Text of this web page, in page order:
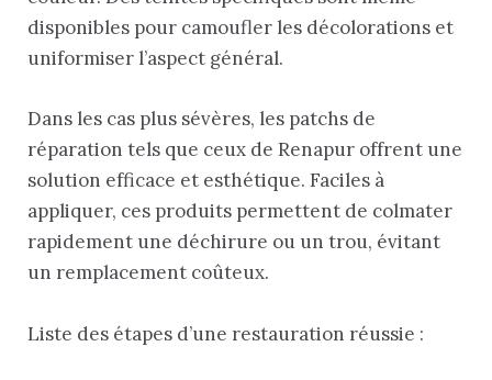
disponibles pour camoufler les décolorations et
uniformiser l’aspect général.
Dans les cas plus sévères, les patchs de
réparation tels que ceux de Renapur offrent une
solution efficace et esthétique. Faciles à
appliquer, ces produits permettent de colmater
rapidement une déchirure ou un trou, évitant
un remplacement coûteux.
Liste des étapes d’une restauration réussie :